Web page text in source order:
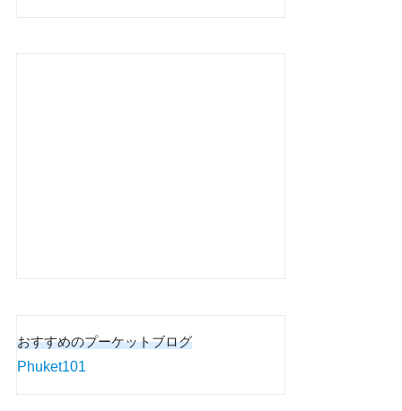
おすすめのプーケットブログ
Phuket101